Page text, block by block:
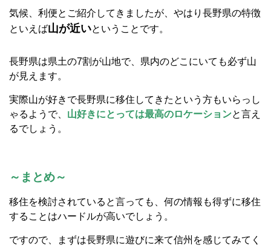
気候、利便とご紹介してきましたが、やはり長野県の特徴
といえば山が近いということです。
長野県は県土の7割が山地で、県内のどこにいても必ず山
が見えます。
実際山が好きで長野県に移住してきたという方もいらっし
ゃるようで、 山好きにとっては最高のロケーションと言え
るでしょう。
～まとめ～
移住を検討されていると言っても、何の情報も得ずに移住
することはハードルが高いでしょう。
ですので、まずは長野県に遊びに来て信州を感じてみてく